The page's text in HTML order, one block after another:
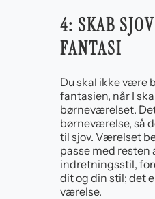
4: SKAB
FANTASI
Du skal ikke være
fantasien, når I
børneværelset.
børneværelse, så
til sjov. Værelset
passe med resten
indretningsstil,
dit og din stil; det
værelse.